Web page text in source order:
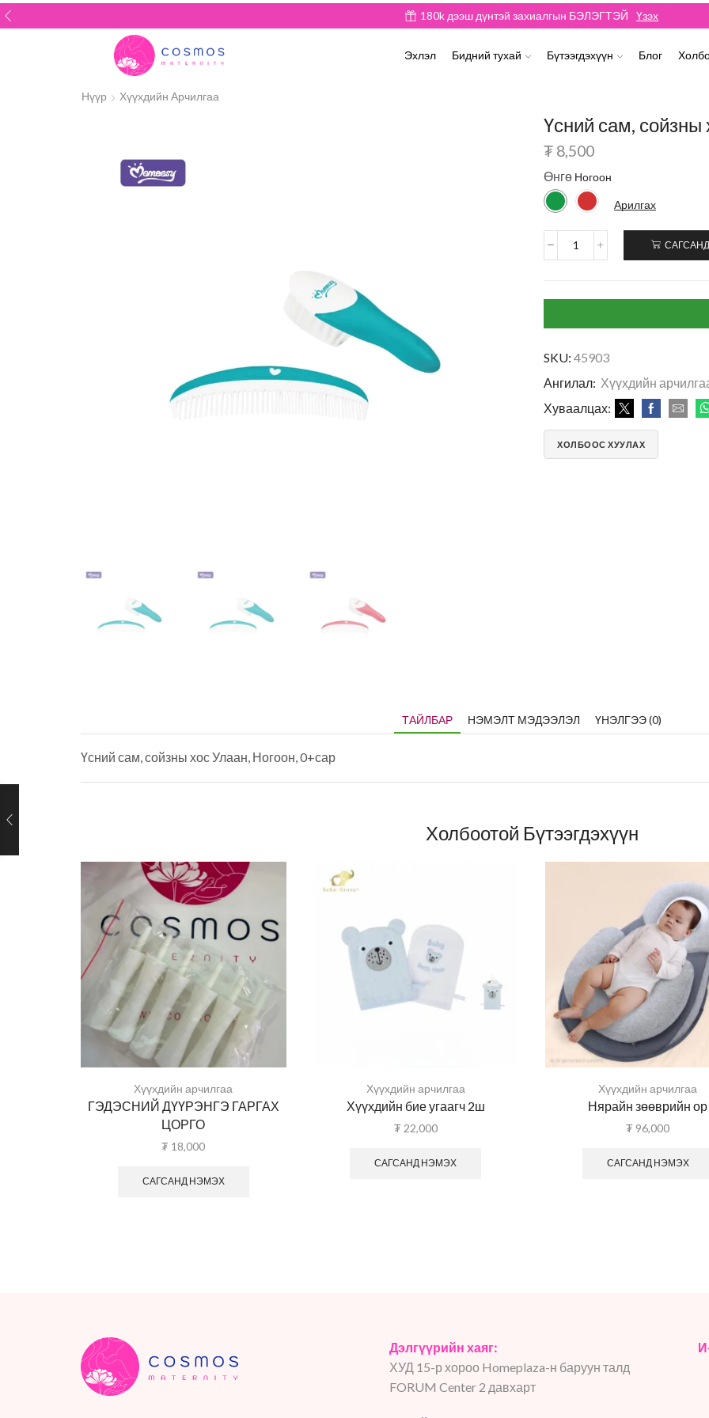
180k дээш дүнтэй захиалгын БЭЛЭГТЭЙ Үзэх
Эхлэл Бидний тухай Бүтээгдэхүүн Блог
Нүүр Хүүхдийн Арчилгаа
Үсний сам, сойзны
₮ 8,500
Өнгө
Арилгах
SKU: 45903
Ангилал: Хүүхдийн
Хуваалцах:
ХОЛБООС ХУУЛАХ
ТАЙЛБАР НЭМЭЛТ МЭДЭЭЛЭЛ ҮНЭЛГЭЭ (0)
Үсний сам, сойзны хос Улаан, Ногоон, 0+сар
Холбоотой Бүтээгдэхүүн
Хүүхдийн арчилгаа
ГЭДЭСНИЙ ДҮҮРЭНГЭ ГАРГАХ
ЦОРГО
₮ 18,000
САГСАНД НЭМЭХ
Хүүхдийн арчилгаа
Хүүхдийн бие угаагч 2ш
₮22,000
САГСАНД НЭМЭХ
Хүүхдийн арчилгаа
Нярайн зөөврийн ор
₮ 96,000
САГСАНД НЭМЭХ
Дэлгүүрийн хаяг:
ХУД 15-р хороо Homeplaza-н баруун талд
FORUM Center 2 давхарт